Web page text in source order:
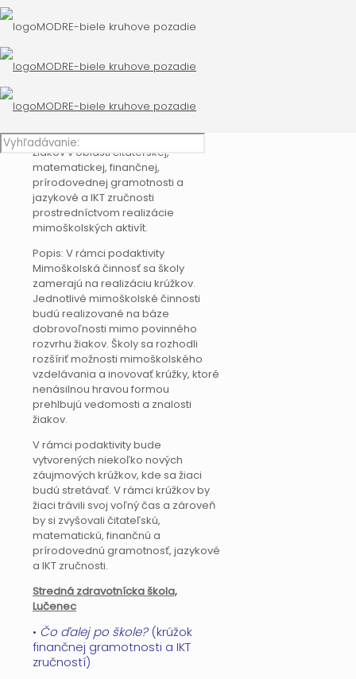
Mimoškolská činnosť
06/2022 (22 mesiacov)
Cieľ podaktivity: Zlepšiť výsledky
žiakov v oblasti čitateľskej,
matematickej, finančnej,
prírodovednej gramotnosti a
jazykové a IKT zručnosti
prostredníctvom realizácie
mimoškolských aktivít.
Popis: V rámci podaktivity
Mimoškolská činnosť sa školy
zamerajú na realizáciu krúžkov.
Jednotlivé mimoškolské činnosti
budú realizované na báze
dobrovoľnosti mimo povinného
rozvrhu žiakov. Školy sa rozhodli
rozšíriť možnosti mimoškolského
vzdelávania a inovovať krúžky, ktoré
nenásilnou hravou formou
prehlbujú vedomosti a znalosti
žiakov.
V rámci podaktivity bude
vytvorených niekoľko nových
záujmových krúžkov, kde sa žiaci
budú stretávať. V rámci krúžkov by
žiaci trávili svoj voľný čas a zároveň
by si zvyšovali čitateľskú,
matematickú, finančnú a
prírodovednú gramotnosť, jazykové
a IKT zručnosti.
Stredná zdravotnícka škola,
Lučenec
• Čo ďalej po škole? (krúžok
finančnej gramotnosti a IKT
zručností)